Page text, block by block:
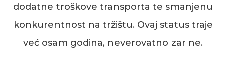
dodatne troškove transporta te smanjenu
konkurentnost na tržištu. Ovaj status traje
već osam godina, neverovatno zar ne.